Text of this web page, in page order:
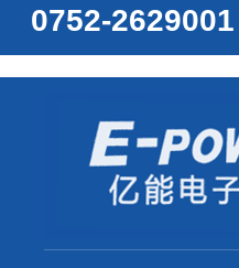
0752-2629001